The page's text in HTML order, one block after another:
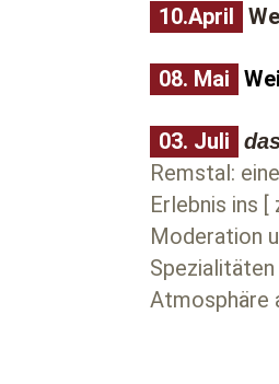
10.April
08. Mai
03. Juli
Remstal:
Erlebnis ins
Moderation
Atmosphäre